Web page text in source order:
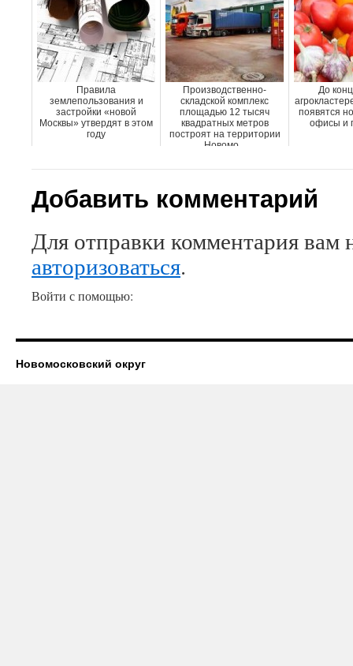
Правила
землепользования и
застройки «новой
Москвы» утвердят в этом
году
Производственно-
складской комплекс
площадью 12 тысяч
квадратных метров
построят на территории
Новомо...
До
появятся
офисы и
Добавить комментарий
Для отправки комментария вам
авторизоваться.
Войти с помощью:
Новомосковский округ